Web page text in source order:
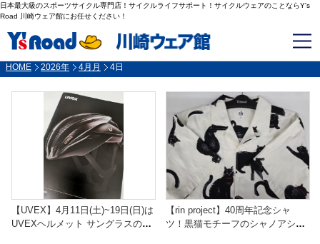
日本最大級のスポーツサイクル専門店！サイクルライフサポート！サイクルウェアのことならY's
Road 川崎ウェア館にお任せください！
HOME 2026年 4月月 4日
【UVEX】4月11日(土)~19日(日)は
UVEXヘルメット サングラスのP
【rin project】40周年記念シャ
ツ！黒猫モチーフのシャノアシャ